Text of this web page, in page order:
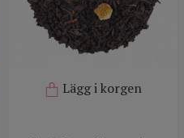
Lägg i korgen